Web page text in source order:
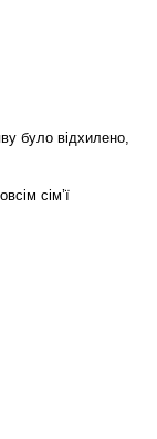
було відхилено,
сім’ї